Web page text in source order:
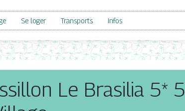
Se loger Transports Infos
Le Brasilia 5* 5